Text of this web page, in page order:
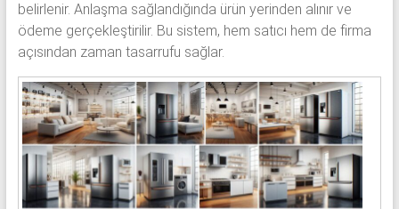
belirlenir. Anlaşma sağlandığında ürün yerinden alınır ve
ödeme gerçekleştirilir. Bu sistem, hem satıcı hem de firma
açısından zaman tasarrufu sağlar.